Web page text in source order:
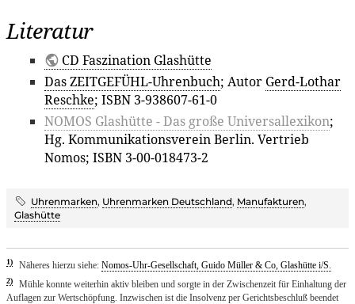
Literatur
CD Faszination Glashütte
Das ZEITGEFÜHL-Uhrenbuch; Autor Gerd-Lothar
Reschke; ISBN 3-938607-61-0
NOMOS Glashütte - Das große Universallexikon;
Hg. Kommunikationsverein Berlin. Vertrieb
Nomos; ISBN 3-00-018473-2
Uhrenmarken, Uhrenmarken Deutschland, Manufakturen,
Glashütte
1) Näheres hierzu siehe: Nomos-Uhr-Gesellschaft, Guido Müller & Co, Glashütte i/S.
2)
Mühle konnte weiterhin aktiv bleiben und sorgte in der Zwischenzeit für Einhaltung der
Auflagen zur Wertschöpfung. Inzwischen ist die Insolvenz per Gerichtsbeschluß beendet